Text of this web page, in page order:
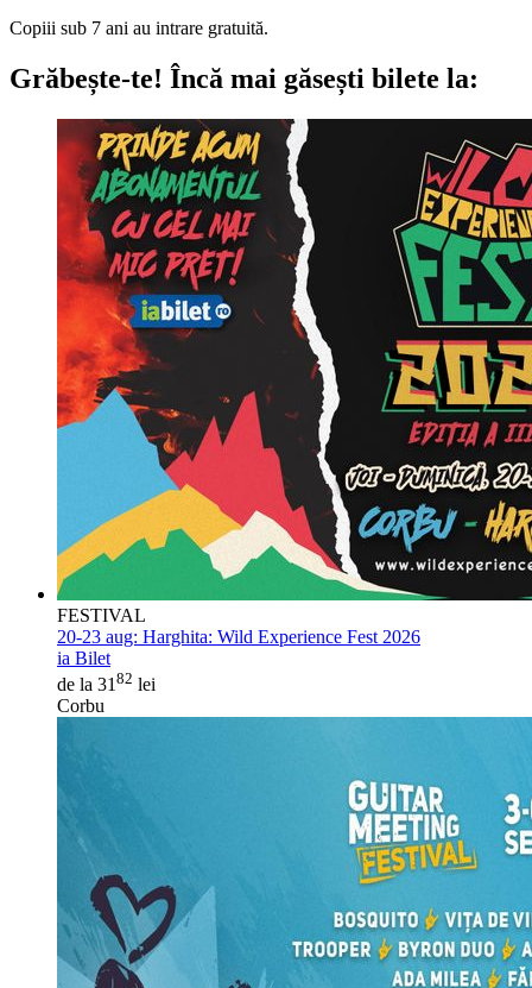
Copiii sub 7 ani au intrare gratuită.
Grăbește-te! Încă mai găsești bilete la:
FESTIVAL
20-23 aug: Harghita: Wild Experience Fest 2026
ia Bilet
de la 31 82 lei
Corbu